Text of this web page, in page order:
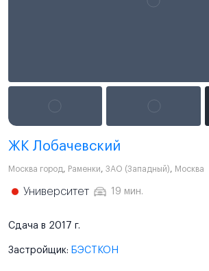
ЖК Лобачевский
Москва город, Раменки, ЗАО (Западный), Москва
Университет 19 мин.
Сдача в 2017 г.
Застройщик: БЭСТКОН